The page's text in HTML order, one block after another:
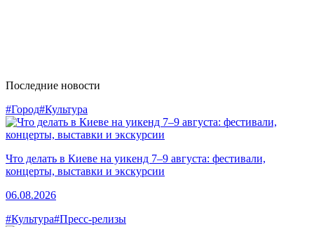
Последние новости
#Город#Культура
Что делать в Киеве на уикенд 7–9 августа: фестивали,
концерты, выставки и экскурсии
06.08.2026
#Культура#Пресс-релизы